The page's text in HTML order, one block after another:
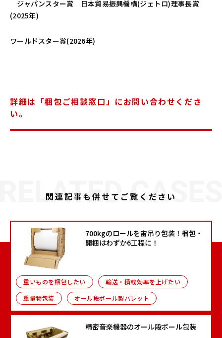
ジャパンスター賞 日本貿易振興機構(ジェトロ)理事長賞
(2025年)
ワールドスター賞(2026年)
詳細は「梱包ご相談窓口」にお問い合わせくださ
い。
関連記事も併せてご覧ください
重いものを梱包したい
輸送・積載効率を上げたい
重量物包装
オール段ボール製パレット
700kgのロールを宙吊り包装！梱包・
開梱はわずか6工程に！
精密音楽機器のオール段ボール包装